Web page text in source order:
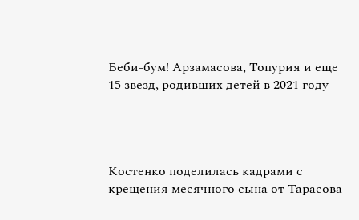
Беби-бум! Арзамасова, Топурия и еще
15 звезд, родивших детей в 2021 году
Костенко поделилась кадрами с
крещения месячного сына от Тарасова